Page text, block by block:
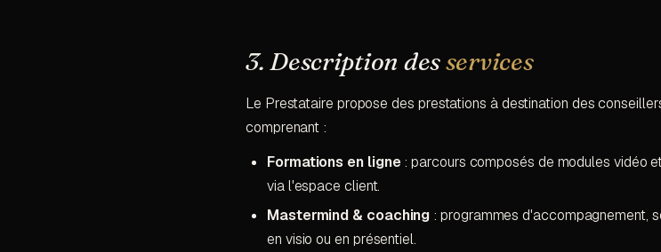
3. Description desservices
Le Prestataire propose des prestations à destination des
comprenant :
Formations en ligne: parcours composés de modules vidéo
via l'espace client.
Mastermind & coaching : programmes d'accompagnement,
en visio ou en présentiel.